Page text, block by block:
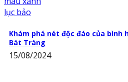
Khám phá nét độc đáo của bình
Bát Tràng
15/08/2024